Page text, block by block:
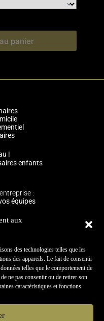
aux
des technologies telles que les
des appareils. Le fait de consentir
telles que le comportement de
ne pas consentir ou de retirer son
caractéristiques et fonctions.
panier
!
enfants
:
équipes
locaux, circuits courts,
& humaines